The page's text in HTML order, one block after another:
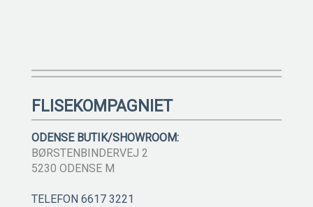
FLISEKOMPAGNIET
ODENSE BUTIK/SHOWROOM:
BØRSTENBINDERVEJ 2
5230 ODENSE M
TELEFON 6617 3221